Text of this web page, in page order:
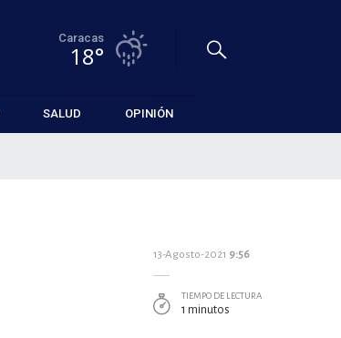
Caracas
18°
SALUD OPINIÓN
13-Agosto-2021 9:56
TIEMPO DE LECTURA
1 minutos